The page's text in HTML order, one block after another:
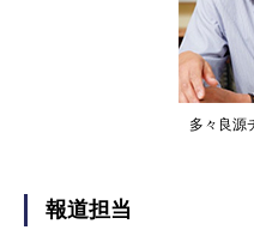
多々良源
報道担当